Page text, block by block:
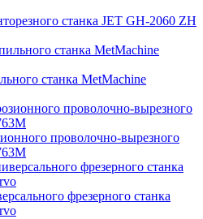
станка JET GH-2060 ZH
станка MetMachine
проволочно-вырезного
фрезерного станка